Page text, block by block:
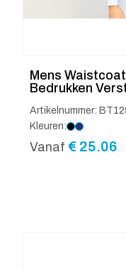
Mens
Bedrukken
Artikelnummer:
Kleuren:
Vanaf € 25.06